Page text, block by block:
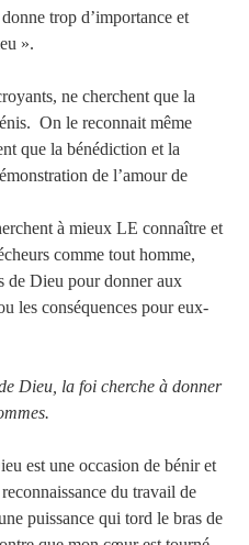
trop d’importance et
».
ne cherchent que la
On le reconnait même
que la bénédiction et la
de l’amour de
à mieux LE connaître et
comme tout homme,
de Dieu pour donner aux
les conséquences pour eux-
Dieu, la foi cherche à donner
est une occasion de bénir et
du travail de
puissance qui tord le bras de